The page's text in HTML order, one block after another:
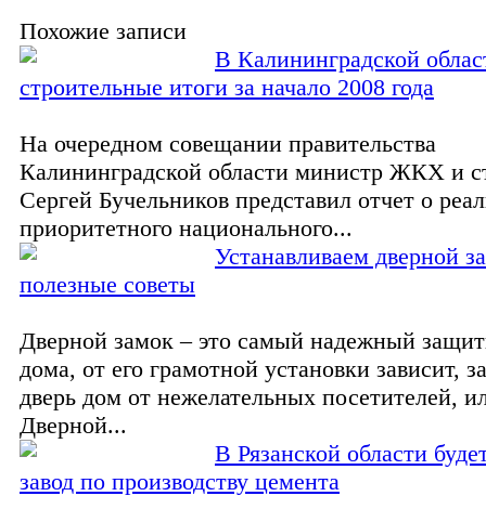
Похожие записи
В Калининградской
строительные итоги за начало 2008 года
На очередном совещании правительства
Калининградской области министр ЖКХ и
Сергей Бучельников представил отчет о
приоритетного национального...
Устанавливаем дверной
полезные советы
Дверной замок – это самый надежный
дома, от его грамотной установки зависит,
дверь дом от нежелательных посетителей,
Дверной...
В Рязанской области
завод по производству цемента